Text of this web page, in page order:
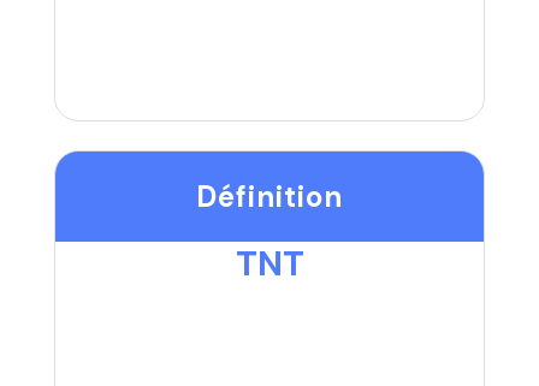
Définition
TNT